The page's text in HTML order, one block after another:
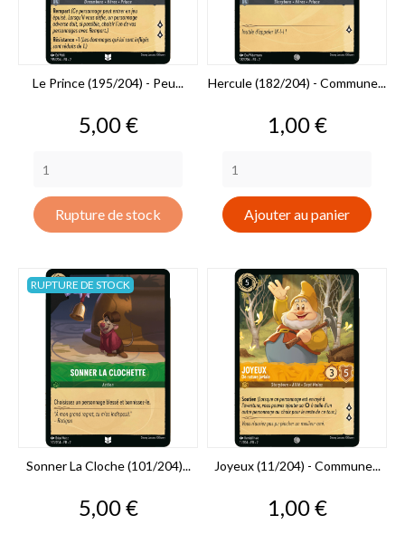
Le Prince (195/204) - Peu...
Prix
5,00 €
Rupture de stock
Hercule (182/204) - Commune...
Prix
1,00 €
Ajouter au panier
Sonner La Cloche (101/204)...
Prix
5,00 €
RUPTURE DE STOCK
Joyeux (11/204) - Commune...
Prix
1,00 €